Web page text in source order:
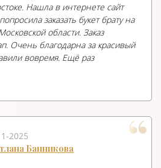
Нашла в интернете сайт
заказать букет брату на
области. Заказ
Очень благодарна за красивый
вовремя. Ещё раз
2025
Банникова